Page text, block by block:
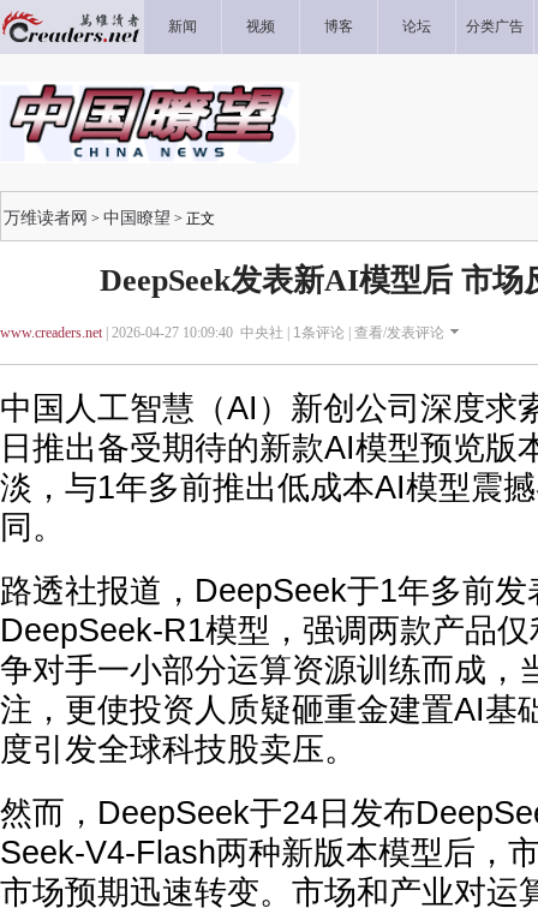
新闻 视频 博客 论坛 分类广告
万维读者网 > 中国瞭望 > 正文
DeepSeek发表新AI模型后 市场
www.creaders.net| 2026-04-27 10:09:40 中央社 | 1条评论 | 查看/发表评论
中国人工智慧（AI）新创公司深度求
日推出备受期待的新款AI模型预览版
淡，与1年多前推出低成本AI模型震
同。
路透社报道，DeepSeek于1年多前
DeepSeek-R1模型，强调两款产品
争对手一小部分运算资源训练而成，
注，更使投资人质疑砸重金建置AI基
度引发全球科技股卖压。
然而，DeepSeek于24日发布
Seek-V4-Flash两种新版本模型后，
市场预期迅速转变。市场和产业对运